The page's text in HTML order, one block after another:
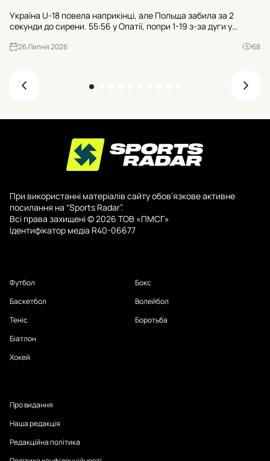
Україна U-18 повела наприкінці, але Польща забила за 2
секунди до сирени. 55:56 у Опатії, попри 1-19 з-за дуги у
26 Липня 2026 68
При використанні матеріалів сайту обов’язкове активне
посилання на “Sports Radar”.
Всі права захищені © 2026 ТОВ «ПМСГ»
Ідентифікатор медіа R40-06677
Футбол
Баскетбол
Теніс
Біатлон
Хокей
Бокс
Волейбол
Боротьба
Про видання
Наша редакція
Редакційна політика